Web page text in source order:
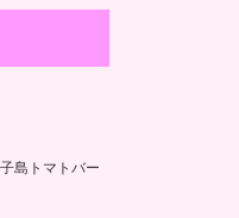
島トマトバー